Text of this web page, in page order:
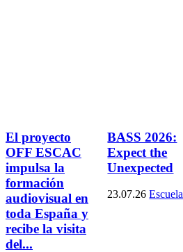
El proyecto
OFF ESCAC
impulsa la
formación
audiovisual en
toda España y
recibe la visita
del...
BASS 2026:
Expect the
Unexpected
23.07.26 Escuela